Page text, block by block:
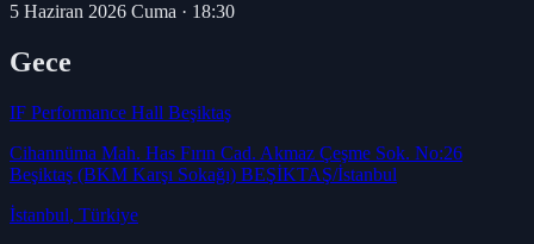
5 Haziran 2026 Cuma · 18:30
Gece
IF Performance Hall Beşiktaş
Cihannüma Mah. Has Fırın Cad. Akmaz Çeşme Sok. No:26
Beşiktaş (BKM Karşı Sokağı) BEŞİKTAŞ/İstanbul
İstanbul, Türkiye